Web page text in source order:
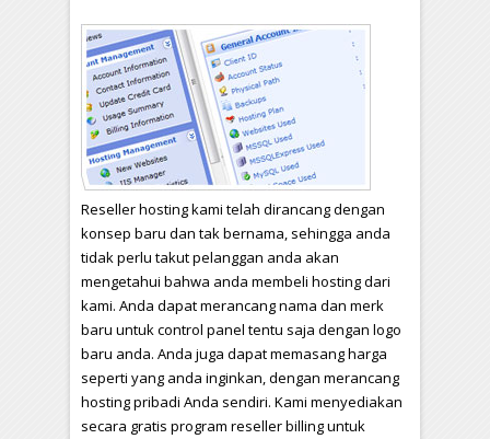
Reseller hosting kami telah dirancang dengan
konsep baru dan tak bernama, sehingga anda
tidak perlu takut pelanggan anda akan
mengetahui bahwa anda membeli hosting dari
kami. Anda dapat merancang nama dan merk
baru untuk control panel tentu saja dengan logo
baru anda. Anda juga dapat memasang harga
seperti yang anda inginkan, dengan merancang
hosting pribadi Anda sendiri. Kami menyediakan
secara gratis program reseller billing untuk